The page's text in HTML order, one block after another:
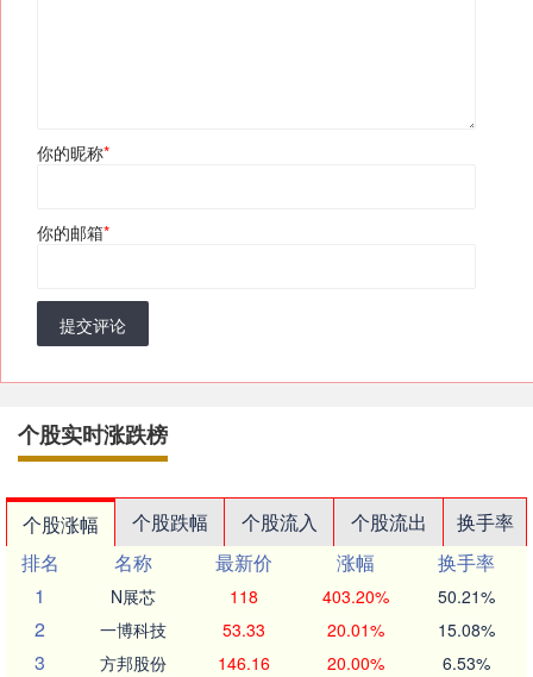
你的昵称*
你的邮箱*
提交评论
个股实时涨跌榜
个股涨幅 个股跌幅 个股流入 个股流出
换手率
排名
名称 最新价 涨幅
换手率
1
N展芯 118 403.20% 50.21%
2 一博科技 53.33 20.01% 15.08%
3 方邦股份 146.16 20.00% 6.53%